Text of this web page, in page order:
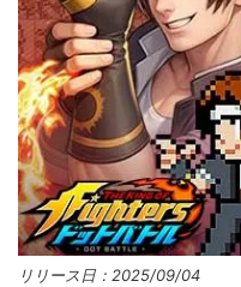
リリース日：2025/09/04